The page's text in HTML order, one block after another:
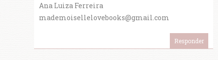
Ana Luiza Ferreira
mademoisellelovebooks@gmail.com
Responder